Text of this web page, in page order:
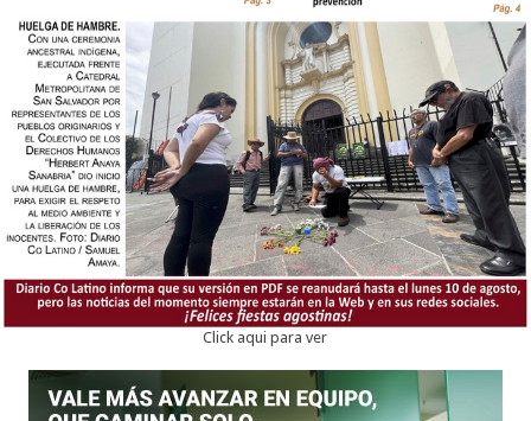
Click aqui para ver